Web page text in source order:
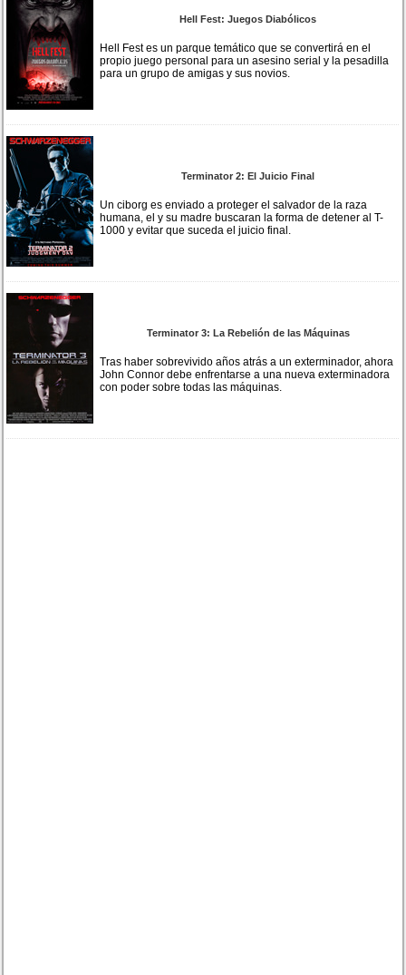
Hell Fest: Juegos Diabólicos
Hell Fest es un parque temático que se convertirá en el
propio juego personal para un asesino serial y la pesadilla
para un grupo de amigas y sus novios.
Terminator 2: El Juicio Final
Un ciborg es enviado a proteger el salvador de la raza
humana, el y su madre buscaran la forma de detener al T-
1000 y evitar que suceda el juicio final.
Terminator 3: La Rebelión de las Máquinas
Tras haber sobrevivido años atrás a un exterminador, ahora
John Connor debe enfrentarse a una nueva exterminadora
con poder sobre todas las máquinas.